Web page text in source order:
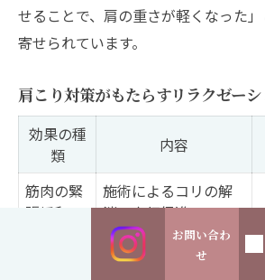
せることで、肩の重さが軽くなった
寄せられています。
肩こり対策がもたらすリラクゼー
効果の種
類
内容
筋肉の緊
張緩和
施術によるコリの解
消・血行促進
副交感神経が優位に
なり気分が明るくな
お問い合わ
せ